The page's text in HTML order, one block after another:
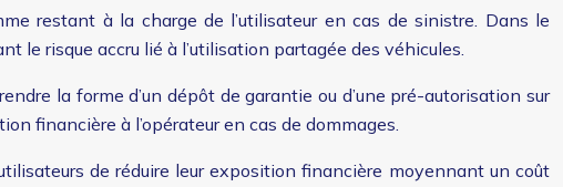
restant à la charge de l’utilisateur en cas de sinistre. Dans le
le risque accru lié à l’utilisation partagée des véhicules.
la forme d’un dépôt de garantie ou d’une pré-autorisation sur
financière à l’opérateur en cas de dommages.
de réduire leur exposition financière moyennant un coût